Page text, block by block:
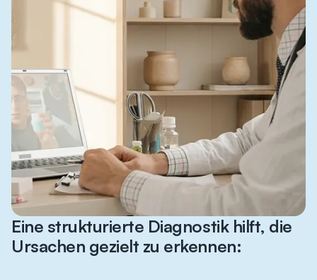
Eine strukturierte Diagnostik hilft, die
Ursachen gezielt zu erkennen: